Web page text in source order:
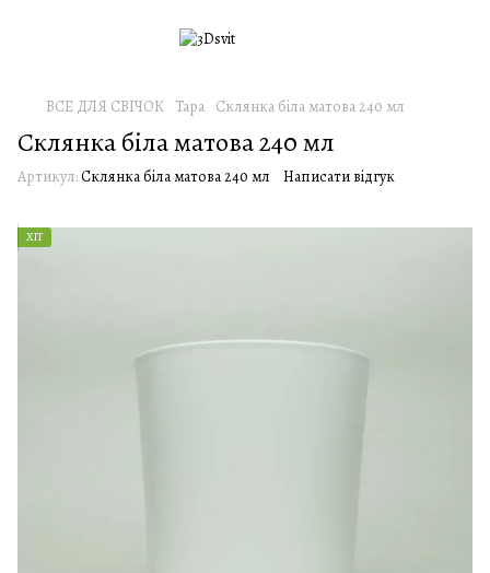
ВСЕ ДЛЯ СВІЧОК Тара Склянка біла матова 240 мл
Склянка біла матова 240 мл
Артикул:Склянка біла матова 240 мл Написати відгук
ХІТ